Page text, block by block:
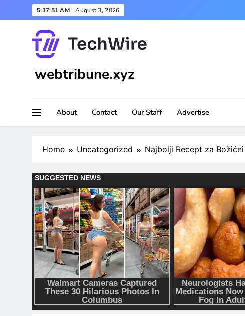
to
5:17:52 AM August 3, 2026
webtribune.xyz
About Contact Our Staff Advertise
Home Uncategorized Najbolji Recept za